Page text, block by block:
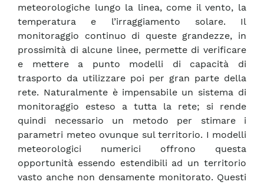
meteorologiche lungo la linea, come il vento, la
temperatura e l’irraggiamento solare. Il
monitoraggio continuo di queste grandezze, in
prossimità di alcune linee, permette di verificare
e mettere a punto modelli di capacità di
trasporto da utilizzare poi per gran parte della
rete. Naturalmente è impensabile un sistema di
monitoraggio esteso a tutta la rete; si rende
quindi necessario un metodo per stimare i
parametri meteo ovunque sul territorio. I modelli
meteorologici numerici offrono questa
opportunità essendo estendibili ad un territorio
vasto anche non densamente monitorato. Questi